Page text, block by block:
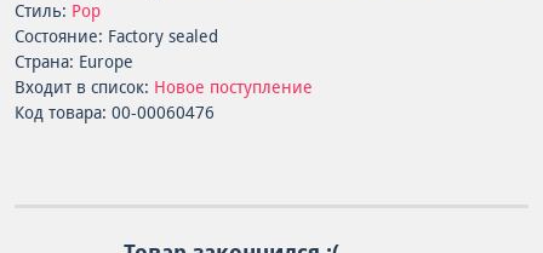
Стиль: Pop
Состояние: Factory sealed
Страна: Europe
Входит в список: Новое поступление
Код товара: 00-00060476